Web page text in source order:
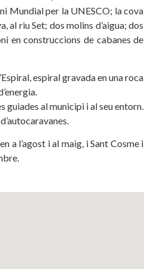
Mundial per la UNESCO; la cova
al riu Set; dos molins d’aigua; dos
en construccions de cabanes de
espiral gravada en una roca
guiades al municipi i al seu entorn.
a l’agost i al maig, i Sant Cosme i